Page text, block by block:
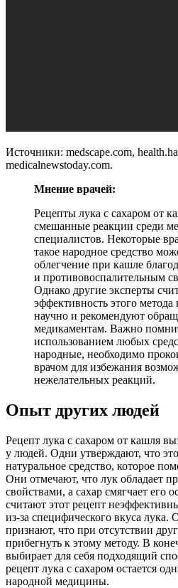
Источники: medscape.com,
medicalnewstoday.com.
Мнение врачей:
Рецепты лука с сахаром от
смешанные реакции среди
специалистов. Некоторые
такое народное средство
облегчение при кашле
и противовоспалительным
Однако другие эксперты
эффективность этого метода
научно и рекомендуют
медикаментам. Важно
использованием любых
народные, необходимо
врачом для избежания
нежелательных реакций.
Опыт других людей
Рецепт лука с сахаром от кашля
у людей. Одни утверждают, что
натуральное средство, которое
Они отмечают, что лук обладает
свойствами, а сахар смягчает его
считают этот рецепт
из-за специфического вкуса
признают, что при отсутствии
прибегнуть к этому методу. В
выбирает для себя подходящий
рецепт лука с сахаром остается
народной медицины.